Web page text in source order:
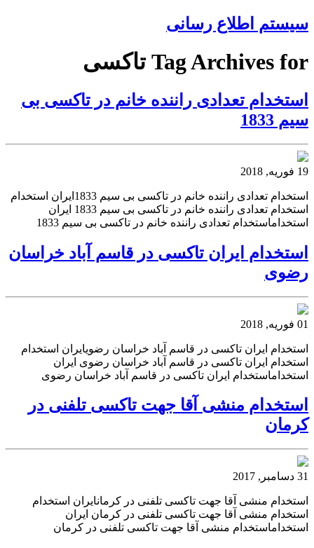
سیستم اطلاع رسانی
Tag Archives for تاکسی
استخدام تعدادی راننده خانم در تاکسی بی
سیم 1833
19 فوریه, 2018
استخدام تعدادی راننده خانم در تاکسی بی سیم 1833ایران استخدام
استخدام تعدادی راننده خانم در تاکسی بی سیم 1833 ایران
استخداماستخدام تعدادی راننده خانم در تاکسی بی سیم 1833
استخدام ایران تاکسی در قاسم آباد خراسان
رضوی
01 فوریه, 2018
استخدام ایران تاکسی در قاسم آباد خراسان رضویایران استخدام
استخدام ایران تاکسی در قاسم آباد خراسان رضوی ایران
استخداماستخدام ایران تاکسی در قاسم آباد خراسان رضوی
استخدام منشی آقا جهت تاکسی تلفنی در
کرمان
31 دسامبر, 2017
استخدام منشی آقا جهت تاکسی تلفنی در کرمانایران استخدام
استخدام منشی آقا جهت تاکسی تلفنی در کرمان ایران
استخداماستخدام منشی آقا جهت تاکسی تلفنی در کرمان